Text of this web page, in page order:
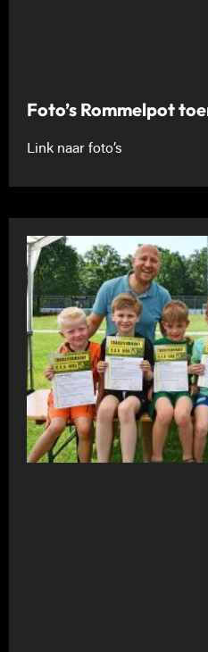
Foto’s Rommelpot
Link naar foto’s